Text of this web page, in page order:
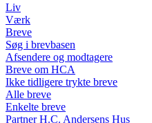
Liv
Værk
Breve
Søg i brevbasen
Afsendere og modtagere
Breve om HCA
Ikke tidligere trykte breve
Alle breve
Enkelte breve
Partner H.C. Andersens Hus